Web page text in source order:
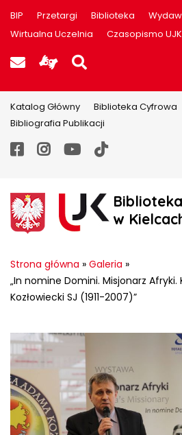
BIP Przetargi Biblioteka
Wirtualna Uczelnia
Czasopismo UJK
Poczta UJK
Informacje dla
Szukaj na
Katalog Główny Biblioteka Cyfrowa
Bibliografia Publikacji
Facebook
Instagram
YouTube
TikTok
w
Strona główna » Galeria »
„In nomine Domini. Misjonarz Afryki.
Kozłowiecki SJ (1911-2007)”